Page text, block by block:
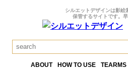
シルエットデザインは影絵
保管するサイトです。早
ABOUT HOW TO USE TEARMS